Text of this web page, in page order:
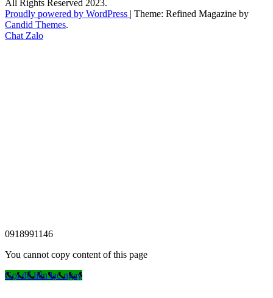
All Rights Reserved 2023.
Proudly powered by WordPress | Theme: Refined Magazine by
Candid Themes.
Chat Zalo
0918991146
You cannot copy content of this page
Gọi để liên lạc ngay